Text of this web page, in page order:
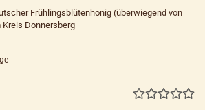
Frühlingsblütenhonig (überwiegend von
Donnersberg